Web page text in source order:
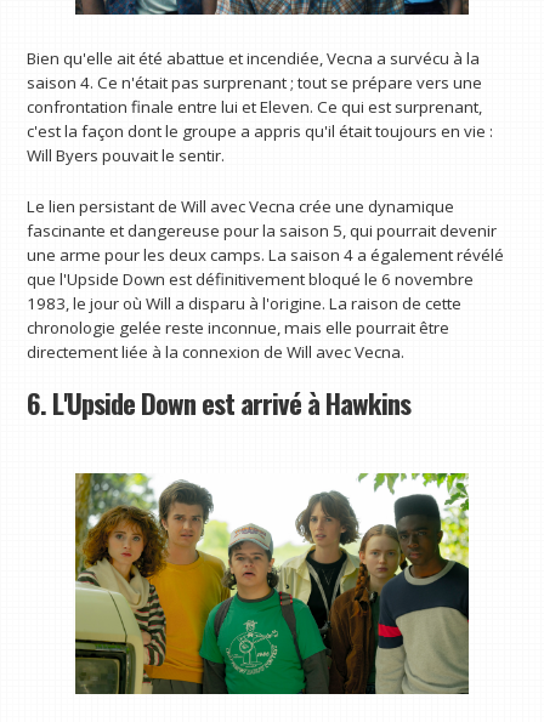
Bien qu'elle ait été abattue et incendiée, Vecna ​​a survécu à la
saison 4. Ce n'était pas surprenant ; tout se prépare vers une
confrontation finale entre lui et Eleven. Ce qui est surprenant,
c'est la façon dont le groupe a appris qu'il était toujours en vie :
Will Byers pouvait le sentir.
Le lien persistant de Will avec Vecna ​​crée une dynamique
fascinante et dangereuse pour la saison 5, qui pourrait devenir
une arme pour les deux camps. La saison 4 a également révélé
que l'Upside Down est définitivement bloqué le 6 novembre
1983, le jour où Will a disparu à l'origine. La raison de cette
chronologie gelée reste inconnue, mais elle pourrait être
directement liée à la connexion de Will avec Vecna.
6. L'Upside Down est arrivé à Hawkins